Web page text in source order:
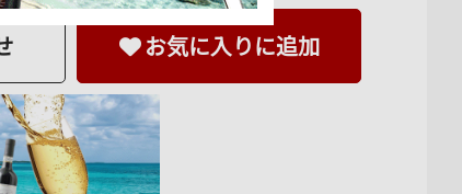
お気に入りに追加